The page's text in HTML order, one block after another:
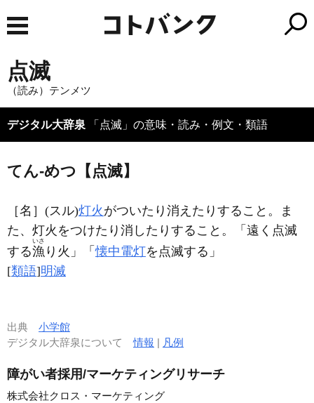
点滅
（読み）テンメツ
デジタル大辞泉 「点滅」の意味・読み・例文・類語
てん‐めつ【点滅】
［名］ (スル)灯火がついたり消えたりすること。ま
た、灯火をつけたり消したりすること。「遠く 点滅
する漁
いさ
り火」「懐中電灯を 点滅する」
[類語]明滅
出典 小学館
デジタル大辞泉について情報 | 凡例
障がい者採用/マーケティングリサーチ
株式会社クロス・マーケティング